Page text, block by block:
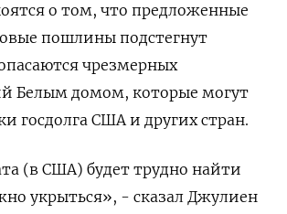
о том, что предложенные
пошлины подстегнут
чрезмерных
Белым домом, которые могут
госдолга США и других стран.
(в США) будет трудно найти
укрыться», - сказал Джулиен